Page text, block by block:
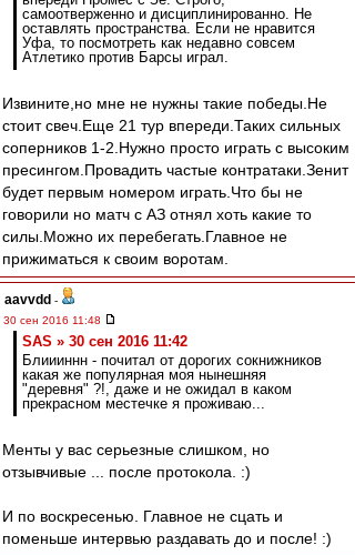
самоотверженно и дисциплинированно. Не
оставлять пространства. Если не нравится
Уфа, то посмотреть как недавно совсем
Атлетико против Барсы играл.
Извините,но мне не нужны такие победы.Не
стоит свеч.Еще 21 тур впереди.Таких сильных
соперников 1-2.Нужно просто играть с высоким
пресингом.Провадить частые контратаки.Зенит
будет первым номером играть.Что бы не
говорили но матч с АЗ отнял хоть какие то
силы.Можно их перебегать.Главное не
прижиматься к своим воротам.
aavvdd -
30 сен 2016 11:48
SAS » 30 сен 2016 11:42
Блиииннн - почитал от дорогих сокнижников
какая же популярная моя нынешняя
"деревня" ?!, даже и не ожидал в каком
прекрасном местечке я проживаю...
Менты у вас серьезные слишком, но
отзывчивые ... после протокола. :)
И по воскресенью. Главное не сцать и
поменьше интервью раздавать до и после! :)